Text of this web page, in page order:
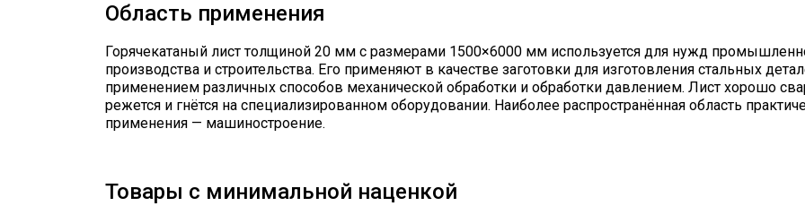
Область применения
Горячекатаный лист толщиной 20 мм с размерами 1500×6000 мм используется для нужд
производства и строительства. Его применяют в качестве заготовки для изготовления стальных
применением различных способов механической обработки и обработки давлением. Лист хорошо
режется и гнётся на специализированном оборудовании. Наиболее распространённая область
применения — машиностроение.
Товары с минимальной наценкой